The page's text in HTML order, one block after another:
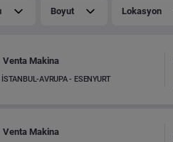
Boyut Lokasyon
Venta Makina
İSTANBUL-AVRUPA - ESENYURT
Venta Makina